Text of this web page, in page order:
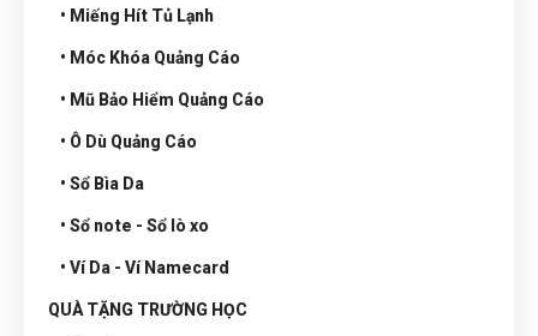
• Miếng Hít Tủ Lạnh
• Móc Khóa Quảng Cáo
• Mũ Bảo Hiểm Quảng Cáo
• Ô Dù Quảng Cáo
• Sổ Bìa Da
• Sổ note - Sổ lò xo
• Ví Da - Ví Namecard
QUÀ TẶNG TRƯỜNG HỌC